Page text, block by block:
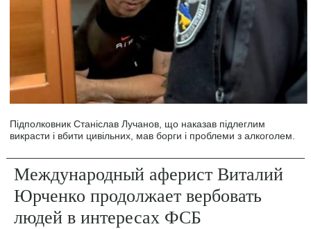
Підполковник Станіслав Лучанов, що наказав підлеглим
викрасти і вбити цивільних, мав борги і проблеми з алкоголем.
Международный аферист Виталий
Юрченко продолжает вербовать
людей в интересах ФСБ